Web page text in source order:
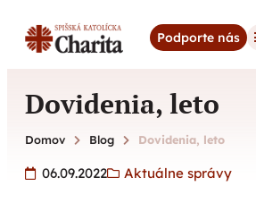
Podporte nás
Dovidenia, leto
Domov Blog Dovidenia, leto
06.09.2022 Aktuálne správy